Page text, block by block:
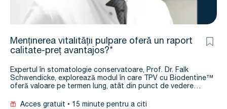
Menținerea vitalității pulpare oferă un raport
calitate-preț avantajos?*
Expertul în stomatologie conservatoare, Prof. Dr. Falk
Schwendicke, explorează modul în care TPV cu Biodentine™
oferă valoare pe termen lung, atât din punct de vedere…
Acces gratuit 15 minute pentru a citi